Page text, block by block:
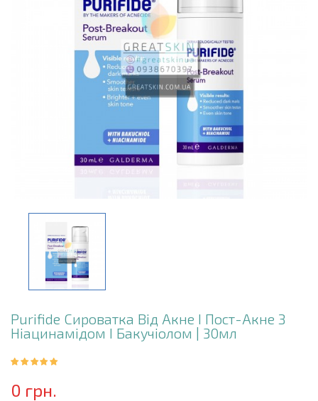
Purifide Сироватка Від Акне І Пост-Акне З
Ніацинамідом І Бакучіолом | 30мл
0 грн.